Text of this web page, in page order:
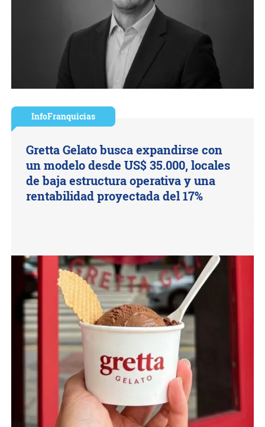
InfoFranquicias
Gretta Gelato busca expandirse con
un modelo desde US$ 35.000, locales
de baja estructura operativa y una
rentabilidad proyectada del 17%